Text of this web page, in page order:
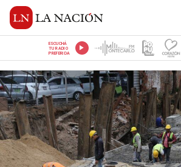
ESCUCHÁ
TU RADIO
PREFERIDA